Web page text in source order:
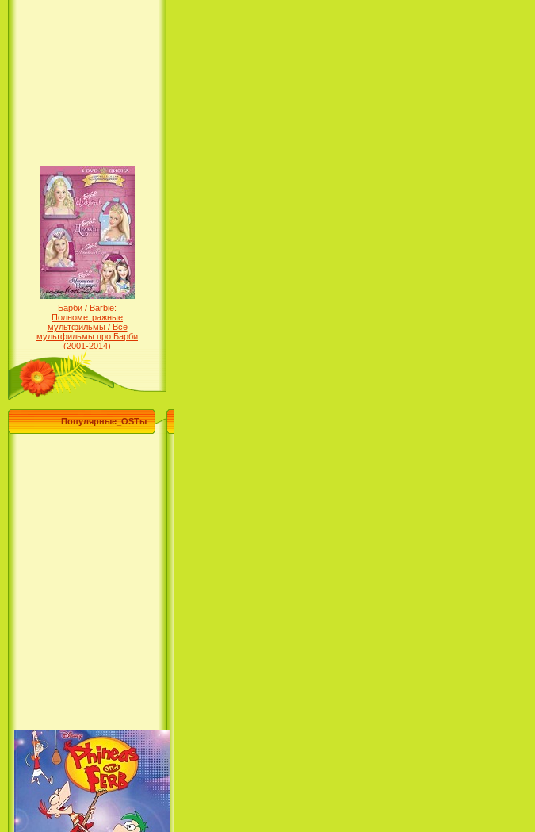
Барби / Barbie:
Полнометражные
мультфильмы / Все
мультфильмы про Барби
(2001-2014)
Фархат: Принц Персии /
Farhat: The Prince of the
Популярные_OSTы